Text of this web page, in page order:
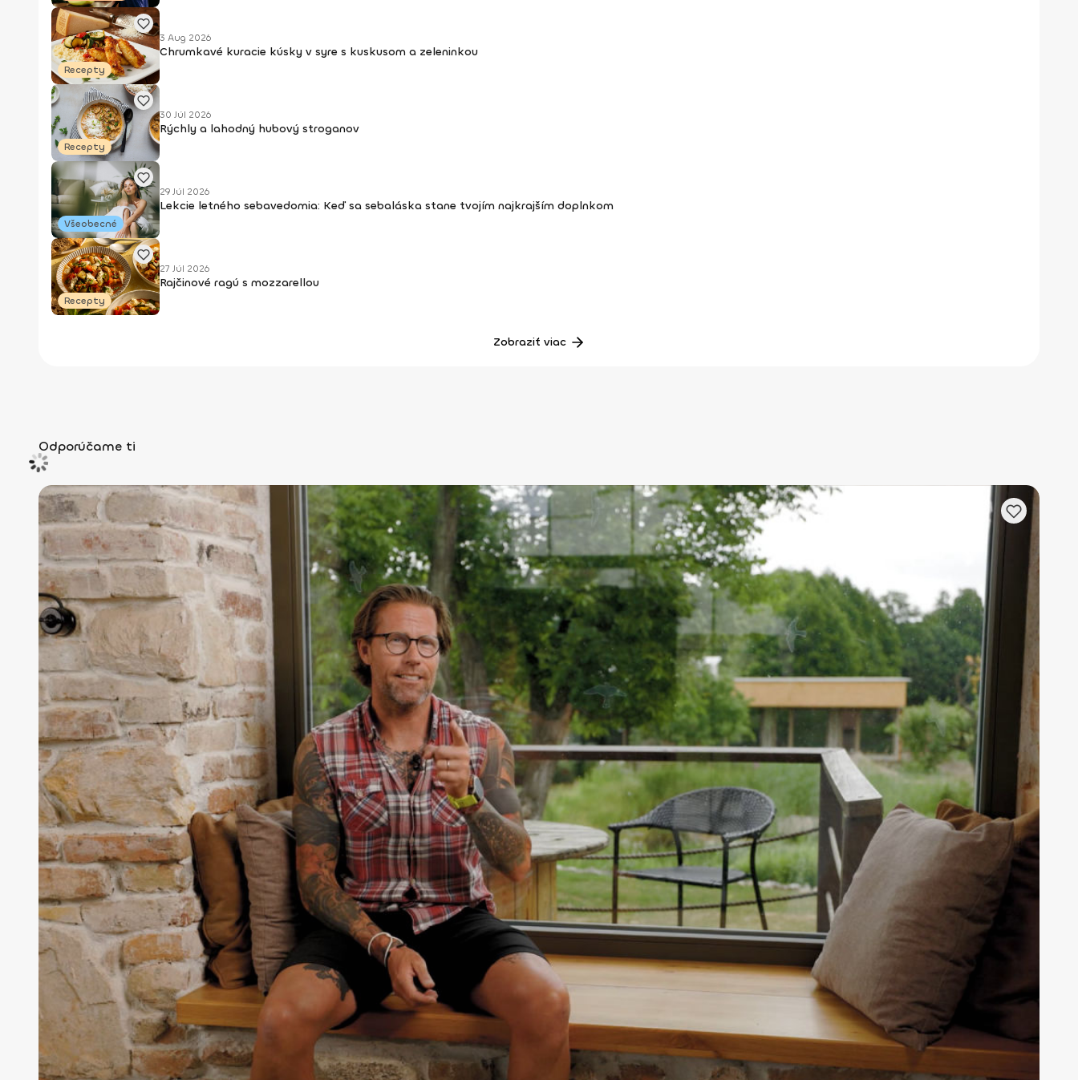
Recepty
3 Aug 2026
Chrumkavé kuracie kúsky v syre s kuskusom a zeleninkou
Recepty
30 Júl 2026
Rýchly a lahodný hubový stroganov
Všeobecné
29 Júl 2026
Lekcie letného sebavedomia: Keď sa sebaláska stane tvojím najkrajším doplnkom
Recepty
27 Júl 2026
Rajčinové ragú s mozzarellou
Zobraziť viac
Odporúčame ti